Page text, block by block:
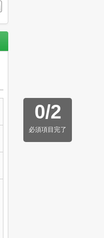
0/2
必須項目完了